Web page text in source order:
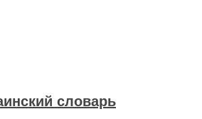
словарь